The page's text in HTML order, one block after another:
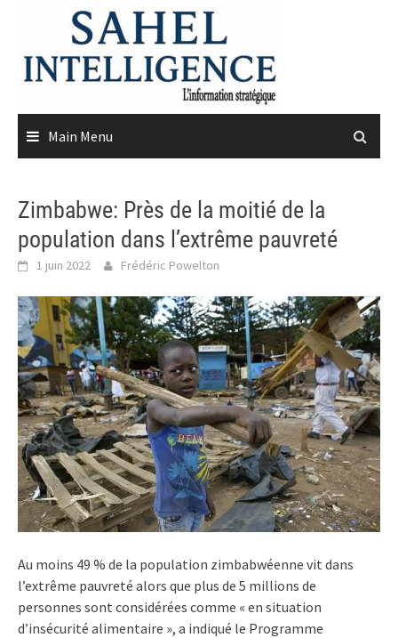
content
Main Menu
Zimbabwe: Près de la moitié de la
population dans l’extrême pauvreté
1 juin 2022 Frédéric Powelton
Au moins 49 % de la population zimbabwéenne vit dans
l’extrême pauvreté alors que plus de 5 millions de
personnes sont considérées comme « en situation
d’insécurité alimentaire », a indiqué le Programme